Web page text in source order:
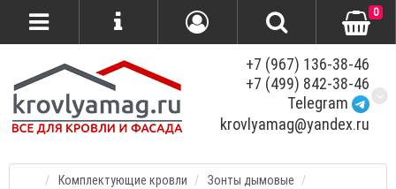
+7 (967) 136-38-46
+7 (499) 842-38-46
Telegram
krovlyamag@yandex.ru
0
Комплектующие кровли
Зонты дымовые